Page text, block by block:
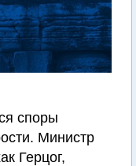
споры
Министр
Герцог,